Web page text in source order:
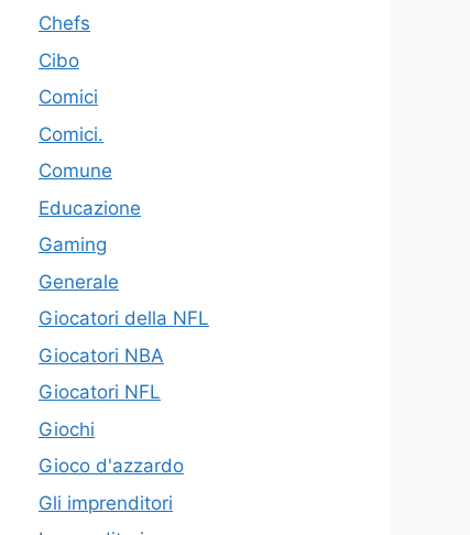
Chefs
Cibo
Comici
Comici.
Comune
Educazione
Gaming
Generale
Giocatori della NFL
Giocatori NBA
Giocatori NFL
Giochi
Gioco d'azzardo
Gli imprenditori